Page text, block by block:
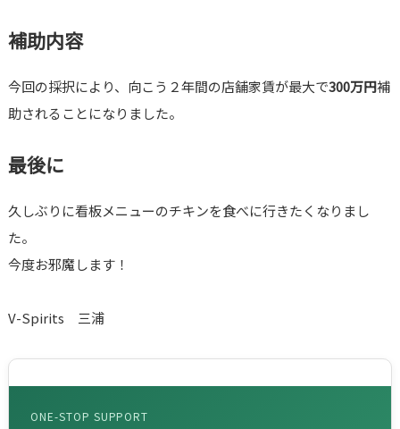
補助内容
今回の採択により、向こう２年間の店舗家賃が最大で300万円補
助されることになりました。
最後に
久しぶりに看板メニューのチキンを食べに行きたくなりまし
た。
今度お邪魔します！
V-Spirits 三浦
ONE-STOP SUPPORT